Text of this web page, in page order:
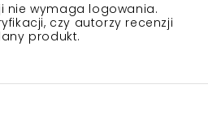
nie wymaga logowania.
czy autorzy recenzji
produkt.